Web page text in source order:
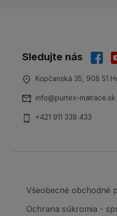
Sledujte nás
Kopčanská 35, 908 51
info@purtex-matrace.sk
+421 911 338 433
Všeobecné obchodné
Ochrana súkromia -